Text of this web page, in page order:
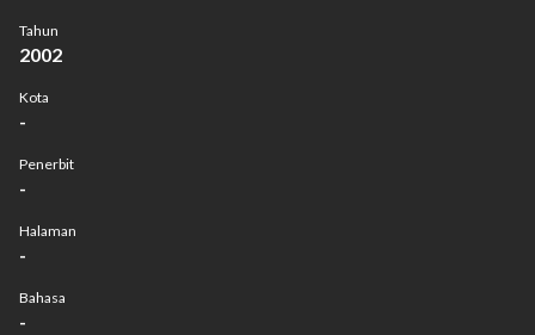
Tahun
2002
Kota
-
Penerbit
-
Halaman
-
Bahasa
-